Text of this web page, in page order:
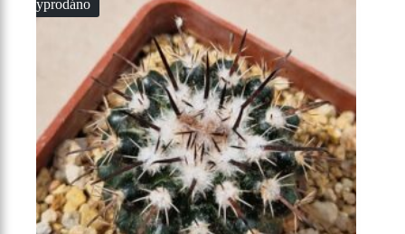
Vyprodáno